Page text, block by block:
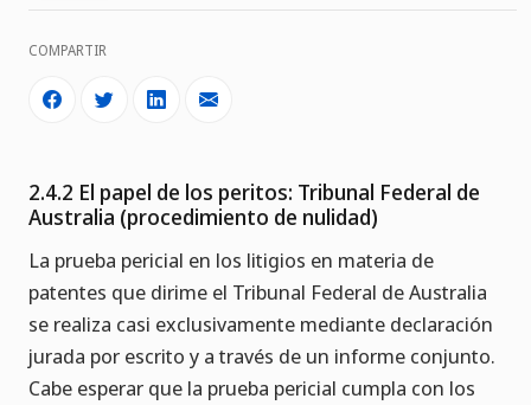
COMPARTIR
2.4.2 El papel de los peritos: Tribunal Federal de
Australia (procedimiento de nulidad)
La prueba pericial en los litigios en materia de
patentes que dirime el Tribunal Federal de Australia
se realiza casi exclusivamente mediante declaración
jurada por escrito y a través de un informe conjunto.
Cabe esperar que la prueba pericial cumpla con los